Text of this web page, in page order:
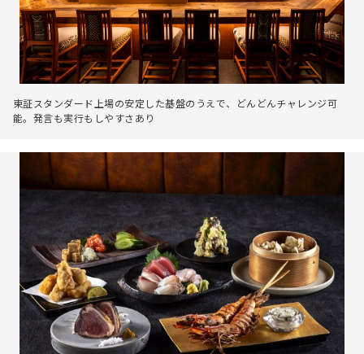
東証スタンダード上場の安定した基盤のうえで、どんどんチャレンジ可
能。発言も実行もしやすさあり